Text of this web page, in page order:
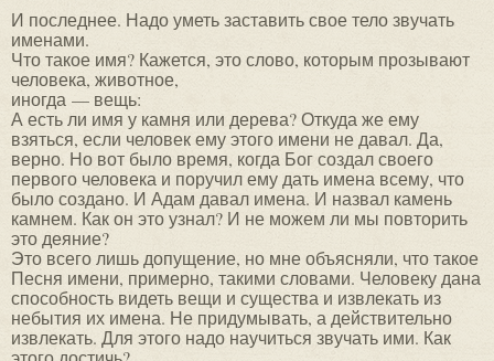
И последнее. Надо уметь заставить свое тело звучать
именами.
Что такое имя? Кажется, это слово, которым прозывают
человека, животное,
иногда — вещь:
А есть ли имя у камня или дерева? Откуда же ему
взяться, если человек ему этого имени не давал. Да,
верно. Но вот было время, когда Бог создал своего
первого человека и поручил ему дать имена всему, что
было создано. И Адам давал имена. И назвал камень
камнем. Как он это узнал? И не можем ли мы повторить
это деяние?
Это всего лишь допущение, но мне объясняли, что такое
Песня имени, примерно, такими словами. Человеку дана
способность видеть вещи и существа и извлекать из
небытия их имена. Не придумывать, а действительно
извлекать. Для этого надо научиться звучать ими. Как